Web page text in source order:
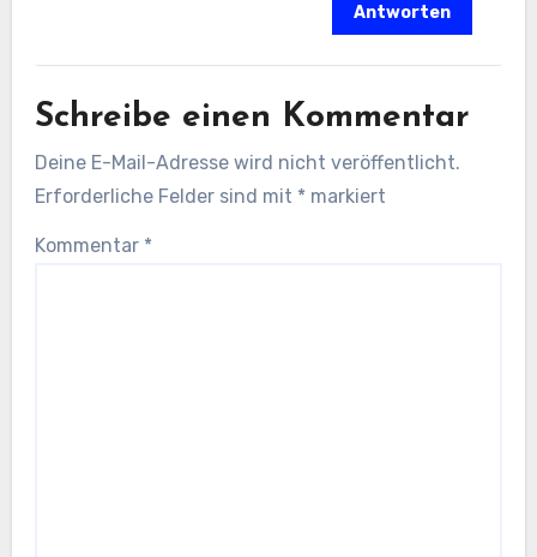
Antworten
Schreibe einen Kommentar
Deine E-Mail-Adresse wird nicht veröffentlicht.
Erforderliche Felder sind mit * markiert
Kommentar *